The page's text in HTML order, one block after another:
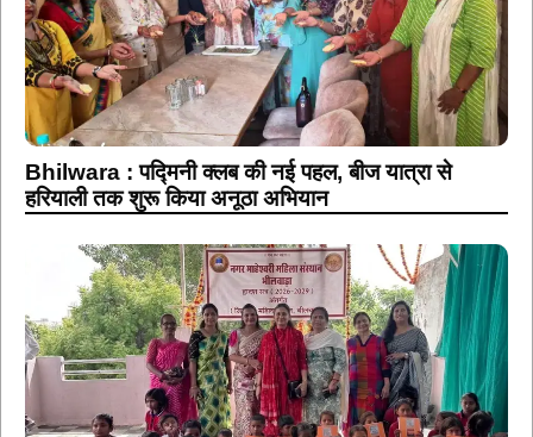
Bhilwara : पद्मिनी क्लब की नई पहल, बीज यात्रा से
हरियाली तक शुरू किया अनूठा अभियान